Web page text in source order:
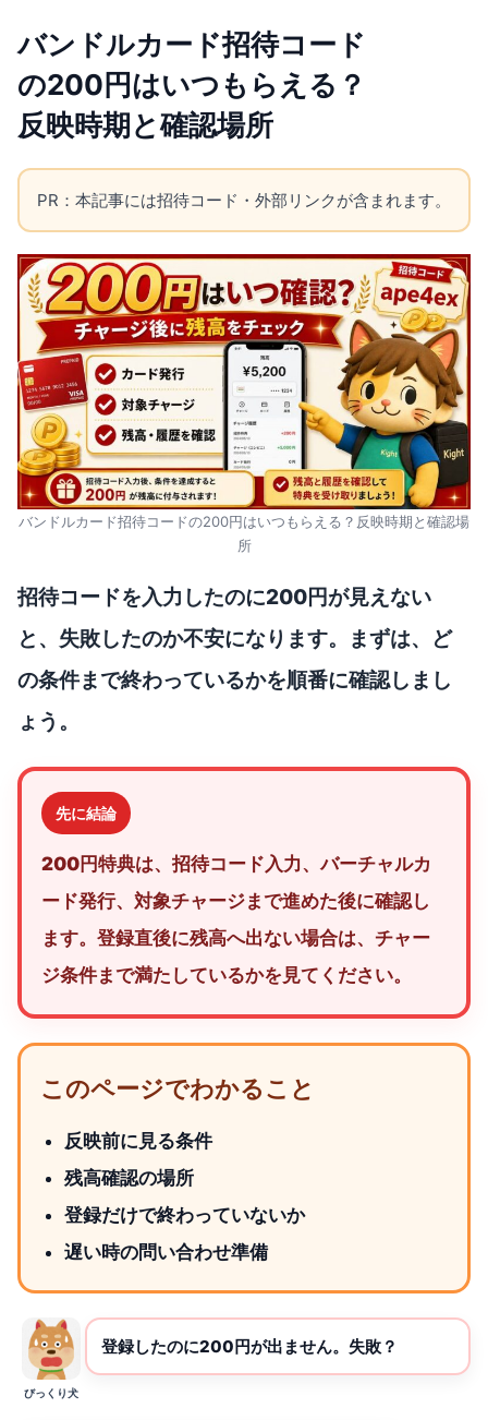
バンドルカード招待コード
の200円はいつもらえる？
反映時期と確認場所
PR：本記事には招待コード・外部リンクが含まれます。
バンドルカード招待コードの200円はいつもらえる？反映時期と確認場
所
招待コードを入力したのに200円が見えない
と、失敗したのか不安になります。まずは、ど
の条件まで終わっているかを順番に確認しまし
ょう。
先に結論
200円特典は、招待コード入力、バーチャルカ
ード発行、対象チャージまで進めた後に確認し
ます。登録直後に残高へ出ない場合は、チャー
ジ条件まで満たしているかを見てください。
このページでわかること
反映前に見る条件
残高確認の場所
登録だけで終わっていないか
遅い時の問い合わせ準備
びっくり犬
登録したのに200円が出ません。失敗？